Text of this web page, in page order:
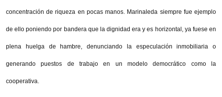
concentración de riqueza en pocas manos. Marinaleda siempre fue ejemplo
de ello poniendo por bandera que la dignidad era y es horizontal, ya fuese en
plena huelga de hambre, denunciando la especulación inmobiliaria o
generando puestos de trabajo en un modelo democrático como la
cooperativa.